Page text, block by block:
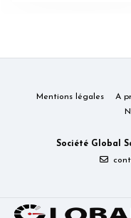
Mentions légales A
Société Global